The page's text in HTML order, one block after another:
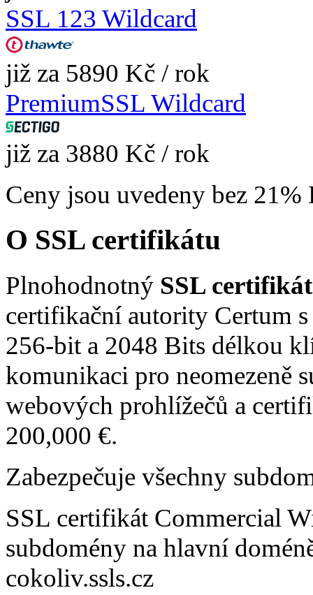
SSL 123 Wildcard
již za 5890 Kč / rok
PremiumSSL Wildcard
již za 3880 Kč / rok
Ceny jsou uvedeny bez 21%
O SSL certifikátu
Plnohodnotný SSL
certifikační autority Certum
256-bit a 2048 Bits délkou
komunikaci pro neomezeně
webových prohlížečů a
200,000 €.
Zabezpečuje všechny
SSL certifikát Commercial
subdomény na hlavní
cokoliv.ssls.cz